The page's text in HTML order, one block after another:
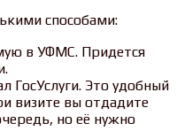
способами:
в УФМС. Придется
ГосУслуги. Это удобный
визите вы отдадите
но её нужно